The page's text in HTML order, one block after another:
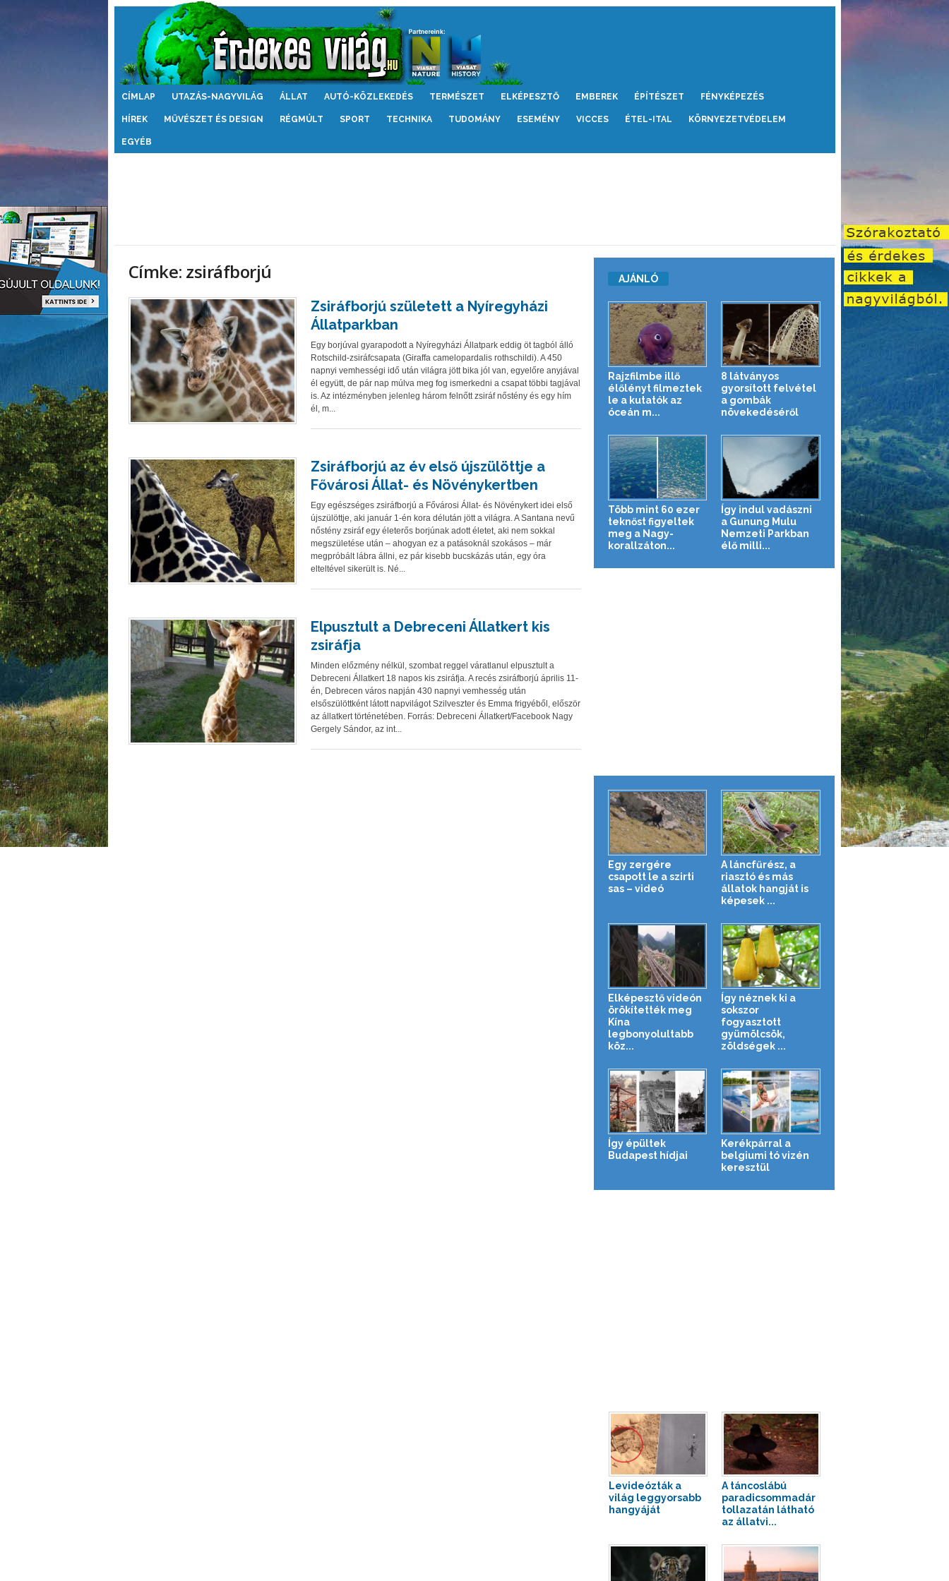
Érdekes
CÍMLAP UTAZÁS-NAGYVILÁG ÁLLAT AUTÓ-KÖZLEKEDÉS TERMÉSZET ELKÉPESZTŐ EMBEREK ÉPÍTÉSZET FÉNYKÉPEZÉS
HÍREK MŰVÉSZET ÉS DESIGN RÉGMÚLT SPORT TECHNIKA TUDOMÁNY ESEMÉNY VICCES ÉTEL-ITAL KÖRNYEZETVÉDELEM
EGYÉB
Címke: zsiráfborjú
Zsiráfborjú született a Nyíregyházi
Állatparkban
Egy borjúval gyarapodott a Nyíregyházi Állatpark eddig öt tagból álló
Rotschild-zsiráfcsapata (Giraffa camelopardalis rothschildi). A 450
napnyi vemhességi idő után világra jött bika jól van, egyelőre anyjával
él együtt, de pár nap múlva meg fog ismerkedni a csapat többi tagjával
is. Az intézményben jelenleg három felnőtt zsiráf nőstény és egy hím
él, m...
Zsiráfborjú az év első újszülöttje a
Fővárosi Állat- és Növénykertben
Egy egészséges zsiráfborjú a Fővárosi Állat- és Növénykert idei első
újszülöttje, aki január 1-én kora délután jött a világra. A Santana nevű
nőstény zsiráf egy életerős borjúnak adott életet, aki nem sokkal
megszületése után – ahogyan ez a patásoknál szokásos – már
megpróbált lábra állni, ez pár kisebb bucskázás után, egy óra
elteltével sikerült is. Né...
Elpusztult a Debreceni Állatkert kis
zsiráfja
Minden előzmény nélkül, szombat reggel váratlanul elpusztult a
Debreceni Állatkert 18 napos kis zsiráfja. A recés zsiráfborjú április 11-
én, Debrecen város napján 430 napnyi vemhesség után
elsőszülöttként látott napvilágot Szilveszter és Emma frigyéből, először
az állatkert történetében. Forrás: Debreceni Állatkert/Facebook Nagy
Gergely Sándor, az int...
AJÁNLÓ
Rajzfilmbe illő
élőlényt filmeztek
le a kutatók az
óceán m...
8 látványos
gyorsított felvétel
a gombák
növekedéséről
Több mint 60 ezer
teknőst figyeltek
meg a Nagy-
korallzáton...
Így indul vadászni
a Gunung Mulu
Nemzeti Parkban
élő milli...
Egy zergére
csapott le a szirti
sas – videó
A láncfűrész, a
riasztó és más
állatok hangját is
képesek ...
Elképesztő videón
örökítették meg
Kína
legbonyolultabb
köz...
Így néznek ki a
sokszor
fogyasztott
gyümölcsök,
zöldségek ...
Így épültek
Budapest hídjai
Kerékpárral a
belgiumi tó vizén
keresztül
Levideózták a
világ leggyorsabb
hangyáját
A táncoslábú
paradicsommadár
tollazatán látható
az állatvi...